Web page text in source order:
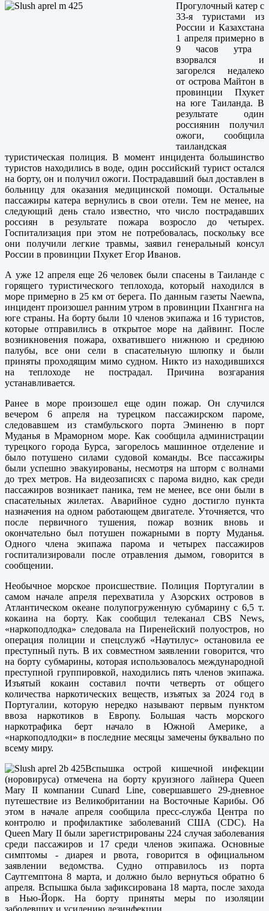
Прогулочный катер с
33-я туристами из
России и Казахстана
1 апреляпримерно в
9 часов утра
взорвался и
загорелся недалеко
от острова Майтон в
провинции Пхукет
на юге Таиланда. В
результате один
россиянин получил
ожоги, сообщила
таиландская
туристическая полиция. В момент инцидента большинство
туристов находились в воде, один российский турист остался
на борту, он и получил ожоги. Пострадавший был доставлен в
больницу для оказания медицинской помощи. Остальные
пассажиры катера вернулись в свои отели. Тем не менее, на
следующий день стало известно, что число пострадавших
россиян в результате пожара возросло до четырех.
Госпитализация при этом не потребовалась, поскольку все
они получили легкие травмы, заявил генеральный консул
России в провинции Пхукет Егор Иванов.
А уже 12 апреля еще 26 человек были спасены в Таиланде с
горящего туристического теплохода, который находился в
море примерно в 25 км от берега. По данным газеты Naewna,
инцидент произошел ранним утром в провинции Пхангнга на
юге страны. На борту были 10 членов экипажа и 16 туристов,
которые отправились в открытое море на дайвинг. После
возникновения пожара, охватившего нижнюю и среднюю
палубы, все они сели в спасательную шлюпку и были
приняты проходящим мимо судном. Никто из находившихся
на теплоходе не пострадал. Причина возгарания
устанавливается.
Ранее в море произошел еще один пожар. Он случился
вечером 6 апреля на турецком пассажирском пароме,
следовавшем из стамбульского порта Эминеню в порт
Муданья в Мраморном море. Как сообщила администрации
турецкого города Бурса, загорелось машинное отделение и
было потушено силами судовой команды. Все пассажиры
были успешно эвакуированы, несмотря на шторм с волнами
до трех метров. На видеозаписях с парома видно, как среди
пассажиров возникает паника, тем не менее, все они были в
спасательных жилетах. Аварийное судно достигло пункта
назначения на одном работающем двигателе. Уточняется, что
после первичного тушения, пожар возник вновь и
окончательно был потушен пожарными в порту Муданья.
Одного члена экипажа парома и четырех пассажиров
госпитализировали после отравления дымом, говорится в
сообщении.
Необычное морское происшествие. Полиция Португалии в
самом начале апреля перехватила у Азорских островов в
Атлантическом океане полупогруженную субмарину с 6,5 т.
кокаина на борту. Как сообщил телеканал CBS News,
«наркоподлодка» следовала на Пиренейский полуостров, но
операция полиции и спецслужб «Наутилус» остановила ее
преступный путь. В их совместном заявлении говорится, что
на борту субмарины, которая использовалось международной
преступной группировкой, находились пять членов экипажа.
Изъятый кокаин составил почти четверть от общего
количества наркотических веществ, изъятых за 2024 год в
Португалии, которую нередко называют первым пунктом
ввоза наркотиков в Европу. Большая часть морского
наркотрафика берт начало в Южной Америке, а
«наркоподлодки» в последние месяцы замечены буквально по
всему миру.
Вспышка острой кишечной инфекции
(норовируса) отмечена на борту круизного лайнера Queen
Mary II компании Cunard Line, совершавшего 29-дневное
путешествие из Великобритании на Восточные Карибы. Об
этом в начале апреля сообщила пресс-служба Центра по
контролю и профилактике заболеваний США (CDC). На
Queen Mary II были зарегистрированы 224 случая заболевания
среди пассажиров и 17 среди членов экипажа. Основные
симптомы - диарея и рвота, говорится в официальном
заявлении ведомства. Судно отправилось из порта
Саутгемптона 8 марта, и должно было вернуться обратно 6
апреля. Вспышка была зафиксирована 18 марта, после захода
в Нью-Йорк. На борту приняты меры по изоляции